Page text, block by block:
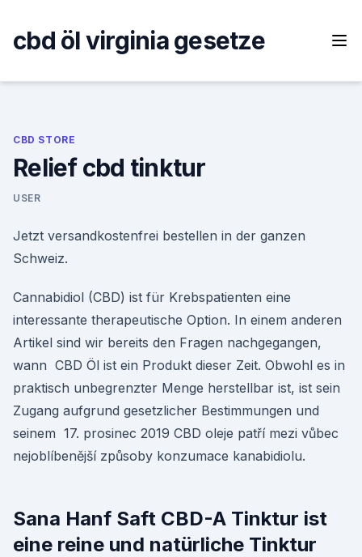
content
cbd öl virginia gesetze
CBD STORE
Relief cbd tinktur
USER
Jetzt versandkostenfrei bestellen in der ganzen
Schweiz.
Cannabidiol (CBD) ist für Krebspatienten eine
interessante therapeutische Option. In einem anderen
Artikel sind wir bereits den Fragen nachgegangen,
wann CBD Öl ist ein Produkt dieser Zeit. Obwohl es in
praktisch unbegrenzter Menge herstellbar ist, ist sein
Zugang aufgrund gesetzlicher Bestimmungen und
seinem 17. prosinec 2019 CBD oleje patří mezi vůbec
nejoblíbenější způsoby konzumace kanabidiolu.
Sana Hanf Saft CBD-A Tinktur ist
eine reine und natürliche Tinktur